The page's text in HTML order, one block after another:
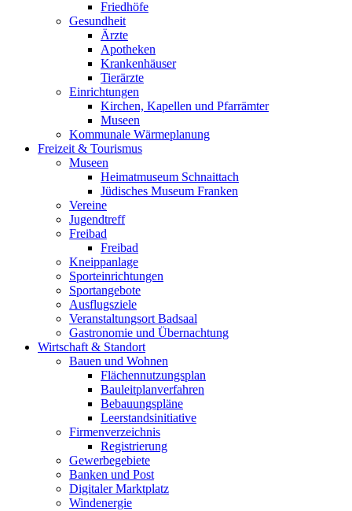
Friedhöfe
Gesundheit
Ärzte
Apotheken
Krankenhäuser
Tierärzte
Einrichtungen
Kirchen, Kapellen und Pfarrämter
Museen
Kommunale Wärmeplanung
Freizeit & Tourismus
Museen
Heimatmuseum Schnaittach
Jüdisches Museum Franken
Vereine
Jugendtreff
Freibad
Freibad
Kneippanlage
Sporteinrichtungen
Sportangebote
Ausflugsziele
Veranstaltungsort Badsaal
Gastronomie und Übernachtung
Wirtschaft & Standort
Bauen und Wohnen
Flächennutzungsplan
Bauleitplanverfahren
Bebauungspläne
Leerstandsinitiative
Firmenverzeichnis
Registrierung
Gewerbegebiete
Banken und Post
Digitaler Marktplatz
Windenergie